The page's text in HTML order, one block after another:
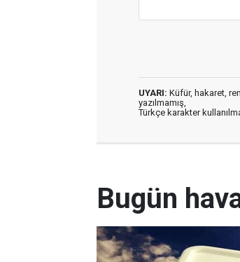
UYARI: Küfür, hakaret,
yazılmamış,
Türkçe karakter
Bugün